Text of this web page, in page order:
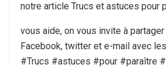
notre article Trucs et astuces pour
vous aide, on vous invite à partager
Facebook, twitter et e-mail avec
#Trucs #astuces #pour #paraître